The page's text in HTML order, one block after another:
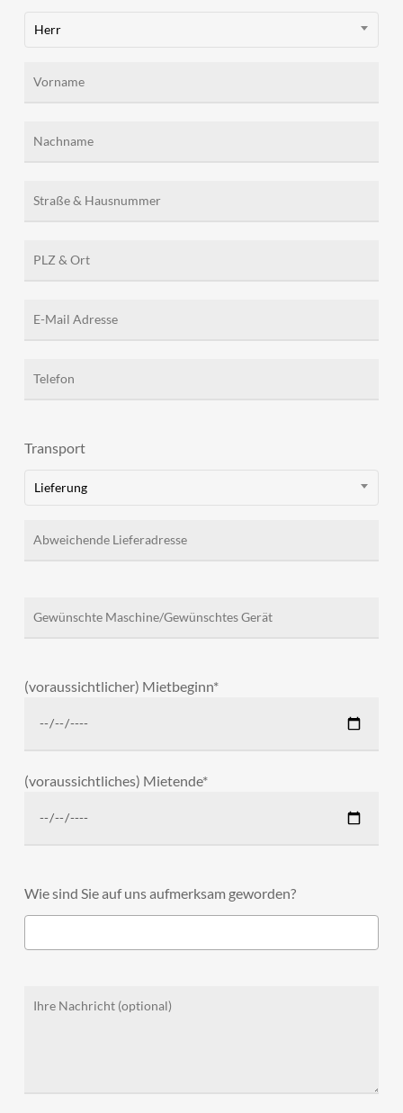
Herr
Transport
Lieferung
(voraussichtlicher) Mietbeginn*
(voraussichtliches) Mietende*
Wie sind Sie auf uns aufmerksam geworden?